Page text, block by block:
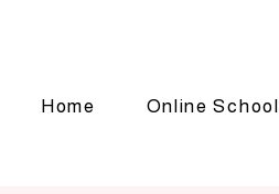
Home Online School